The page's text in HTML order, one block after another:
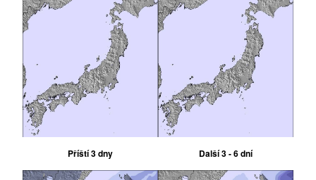
Příští 3 dny Další 3 - 6 dní